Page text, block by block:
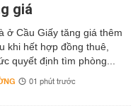
giá
ở Cầu Giấy tăng giá thêm
khi hết hợp đồng thuê,
quyết định tìm phòng...
01 phút trước